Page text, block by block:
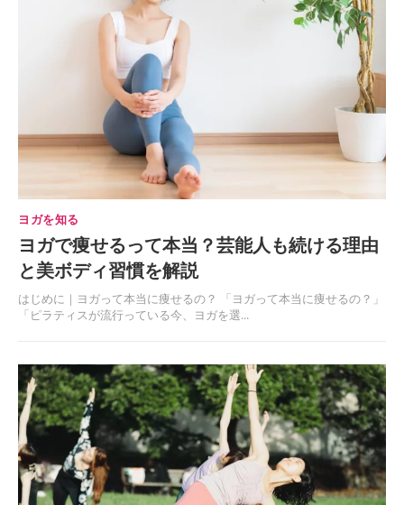
ヨガを知る
ヨガで痩せるって本当？芸能人も続ける理由
と美ボディ習慣を解説
はじめに｜ヨガって本当に痩せるの？ 「ヨガって本当に痩せるの？」
「ピラティスが流行っている今、ヨガを選...